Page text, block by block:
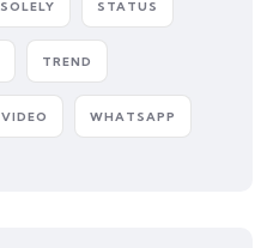
SOLELY STATUS
TREND
VIDEO WHATSAPP